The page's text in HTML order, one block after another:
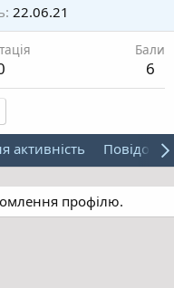
22.06.21
Бали
6
активність
профілю.